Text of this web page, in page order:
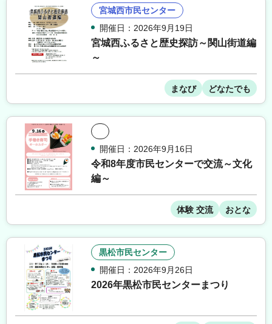
宮城西市民センター
開催日：2026年9月19日
宮城西ふるさと歴史探訪～関山街道編
～
まなび どなたでも
開催日：2026年9月16日
令和8年度市民センターで交流～文化
編～
体験 交流 おとな
黒松市民センター
開催日：2026年9月26日
2026年黒松市民センターまつり